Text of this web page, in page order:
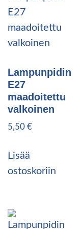
Lampunpidin
E27
maadoitettu
valkoinen
5,50 €
Lisää
ostoskoriin